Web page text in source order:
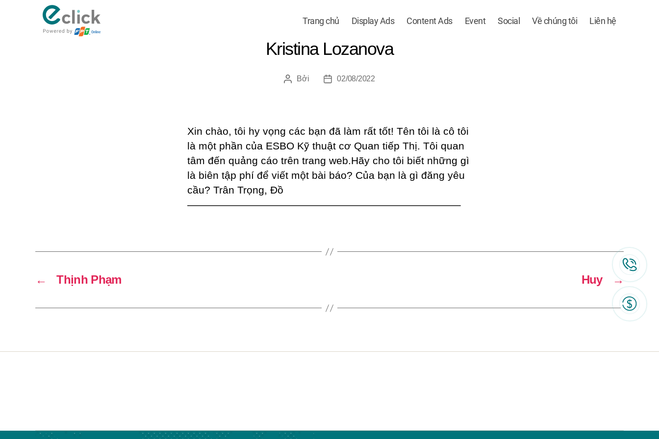
Trang chủ Display Ads Content Ads Event Social Về chúng tôi Liên hệ
Kristina Lozanova
TácBởi
Ngày02/08/2022
Xin chào, tôi hy vọng các bạn đã làm rất tốt! Tên tôi là cô tôi
là một phần của ESBO Kỹ thuật cơ Quan tiếp Thị. Tôi quan
tâm đến quảng cáo trên trang web.Hãy cho tôi biết những gì
là biên tập phí để viết một bài báo? Của bạn là gì đăng yêu
cầu? Trân Trọng, Đồ
——————————————————————————–
← Thịnh Phạm →
Huy